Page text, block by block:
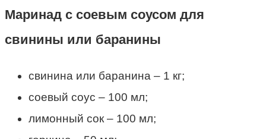
Маринад с соевым соусом для
свинины или баранины
свинина или баранина – 1 кг;
соевый соус – 100 мл;
лимонный сок – 100 мл;